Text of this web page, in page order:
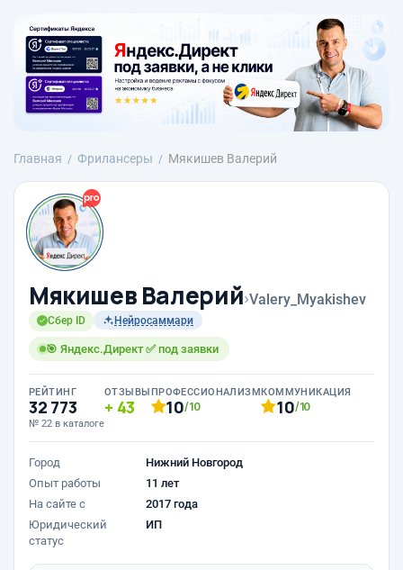
Главная Фрилансеры Мякишев Валерий
Мякишев Валерий›Valery_Myakishev
Сбер ID Нейросаммари
🎯 Яндекс.Директ ✅ под заявки
РЕЙТИНГ
32 773
№ 22 в каталоге
ОТЗЫВЫ
43
ПРОФЕССИОНАЛИЗМ
10/10
КОММУНИКАЦИЯ
10/10
Город
Нижний Новгород
Опыт работы
11 лет
На сайте с
2017 года
Юридический
статус
ИП